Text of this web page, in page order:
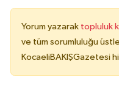
Yorum yazarak topluluk
ve tüm sorumluluğu
KocaeliBAKIŞGazetesi